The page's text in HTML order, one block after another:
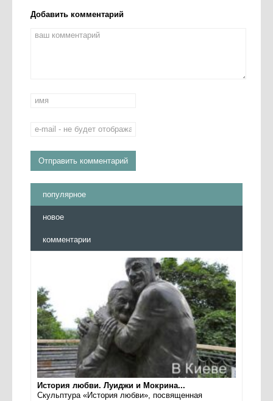
Добавить комментарий
популярное
новое
комментарии
История любви. Луиджи и Мокрина...
Скульптура «История любви», посвященная